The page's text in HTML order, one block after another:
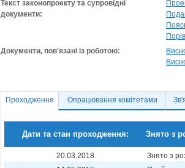
Текст законопроекту та супровідні
документи:
Документи, пов'язані із роботою:
Проходження Опрацювання комітетами
Дати та стан проходження: Знято з
20.03.2018
Знято з